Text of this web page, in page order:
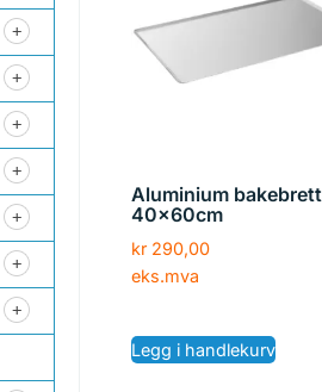
Aluminium bakebrett
40x60cm
kr 290,00
eks.mva
Legg i handlekurv